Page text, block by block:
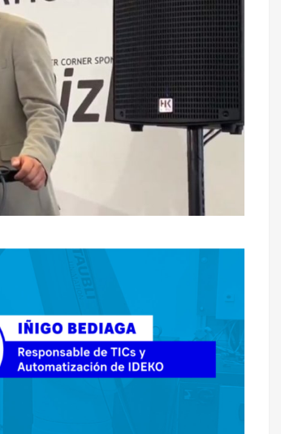
En este
mayoría
minutos
Espero
-